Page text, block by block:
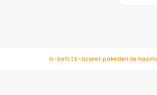
G-Soft | E-ticaret paketleri ile